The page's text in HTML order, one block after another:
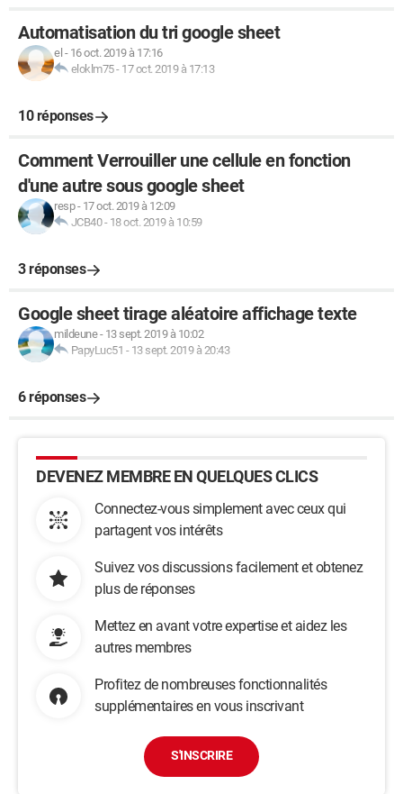
Automatisation du tri google sheet
el - 16 oct. 2019 à 17:16
eloklm75- 17 oct. 2019 à 17:13
10 réponses
Comment Verrouiller une cellule en fonction
d'une autre sous google sheet
resp- 17 oct. 2019 à 12:09
JCB40- 18 oct. 2019 à 10:59
3 réponses
Google sheet tirage aléatoire affichage texte
mildeune- 13 sept. 2019 à 10:02
PapyLuc51 - 13 sept. 2019 à 20:43
6 réponses
DEVENEZ MEMBRE EN QUELQUES CLICS
Connectez-vous simplement avec ceux qui
partagent vos intérêts
Suivez vos discussions facilement et obtenez
plus de réponses
Mettez en avant votre expertise et aidez les
autres membres
Profitez de nombreuses fonctionnalités
supplémentaires en vous inscrivant
S'INSCRIRE